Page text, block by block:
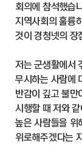
회의에 참석했습
지역사회의 훌륭
것이 경청넷의 장
저는 군생활에서
무시하는 사람에
반감이 깊고 불만
시행할 때 저와
높은 사람들을 위
위로해주겠다는